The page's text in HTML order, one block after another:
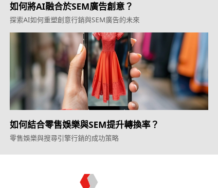
如何將AI融合於SEM廣告創意？
探索AI如何重塑創意行銷與SEM廣告的未來
如何結合零售娛樂與SEM提升轉換率？
零售娛樂與搜尋引擎行銷的成功策略